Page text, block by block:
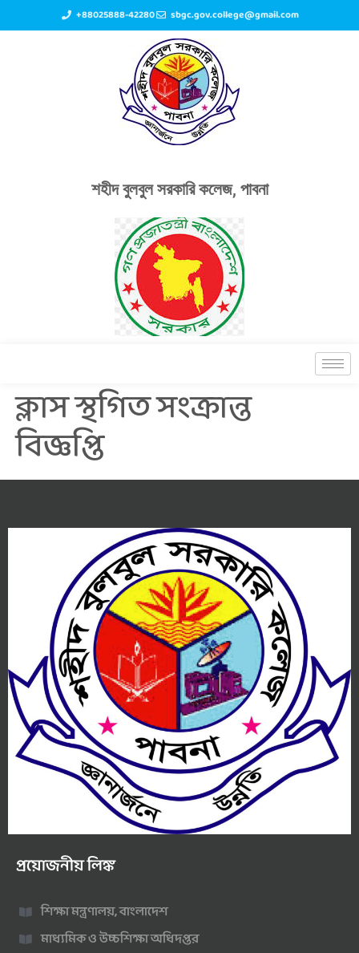
+88025888-42280 sbgc.gov.college@gmail.com
শহীদ বুলবুল সরকারি কলেজ, পাবনা
ক্লাস স্থগিত সংক্রান্ত
বিজ্ঞপ্তি
প্রয়োজনীয় লিঙ্ক
শিক্ষা মন্ত্রণালয়, বাংলাদেশ
মাধ্যমিক ও উচ্চশিক্ষা অধিদপ্তর